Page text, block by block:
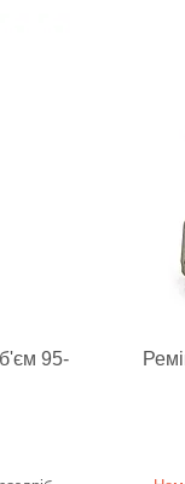
95-